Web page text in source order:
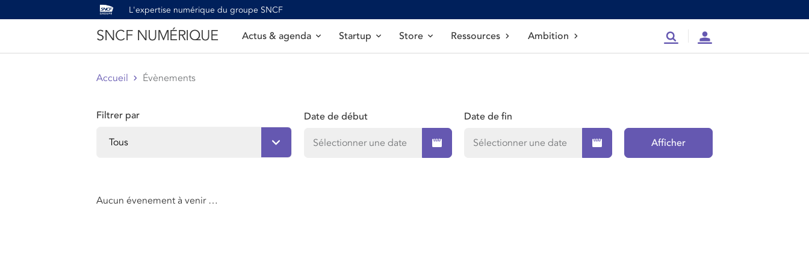
L'expertise numérique du groupe SNCF
SNCF NUMÉRIQUE Actus & agenda Startup Store Ressources Ambition RechercheCompte
Accueil Évènements
Filtrer par Date de début Date de fin
Afficher
Aucun évenement à venir …